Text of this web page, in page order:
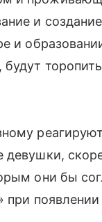
и
и
они бы
при появлении